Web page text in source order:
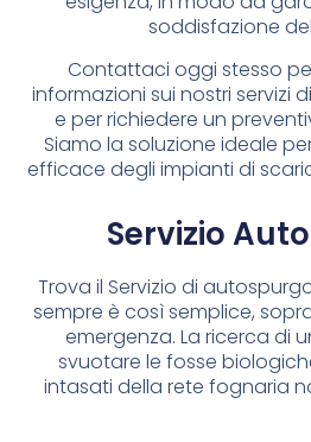
soddisfazione
Contattaci oggi stesso
informazioni sui nostri servizi
e per richiedere un
Siamo la soluzione ideale
efficace degli impianti di
Servizio
Trova il Servizio di
sempre è così semplice,
emergenza. La ricerca di
svuotare le fosse
intasati della rete fognaria